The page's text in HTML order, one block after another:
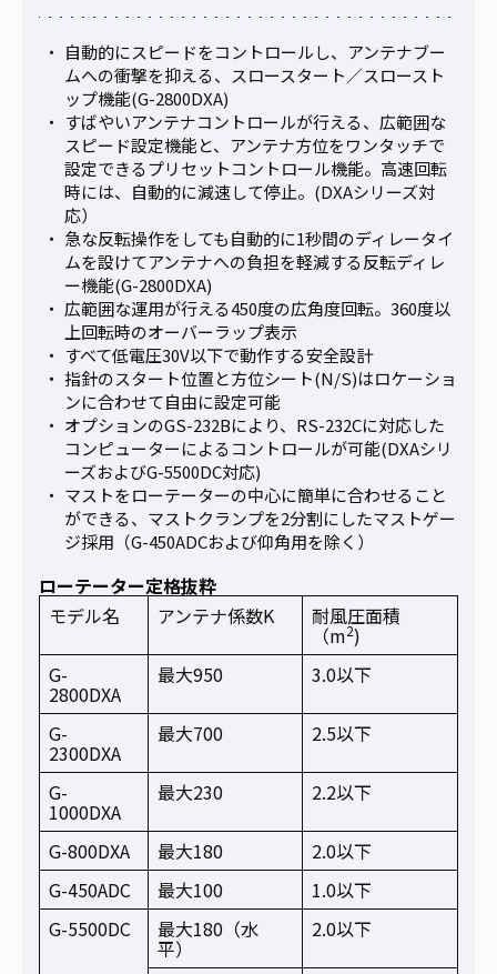
自動的にスピードをコントロールし、アンテナブー
ムへの衝撃を抑える、スロースタート／スロースト
ップ機能(G-2800DXA)
すばやいアンテナコントロールが行える、広範囲な
スピード設定機能と、アンテナ方位をワンタッチで
設定できるプリセットコントロール機能。高速回転
時には、自動的に減速して停止。(DXAシリーズ対
応）
急な反転操作をしても自動的に1秒間のディレータイ
ムを設けてアンテナへの負担を軽減する反転ディレ
ー機能(G-2800DXA)
広範囲な運用が行える450度の広角度回転。360度以
上回転時のオーバーラップ表示
すべて低電圧30V以下で動作する安全設計
指針のスタート位置と方位シート(N/S)はロケーショ
ンに合わせて自由に設定可能
オプションのGS-232Bにより、RS-232Cに対応した
コンピューターによるコントロールが可能(DXAシリ
ーズおよびG-5500DC対応)
マストをローテーターの中心に簡単に合わせること
ができる、マストクランプを2分割にしたマストゲー
ジ採用（G-450ADCおよび仰角用を除く）
ローテーター定格抜粋
モデル名
アンテナ係数K 耐風圧面積
（m2)
G-
2800DXA
最大950 3.0以下
G-
2300DXA
最大700 2.5以下
G-
1000DXA
最大230 2.2以下
G-800DXA 最大180
2.0以下
G-450ADC
最大100
1.0以下
G-5500DC
最大180（水
平）
2.0以下